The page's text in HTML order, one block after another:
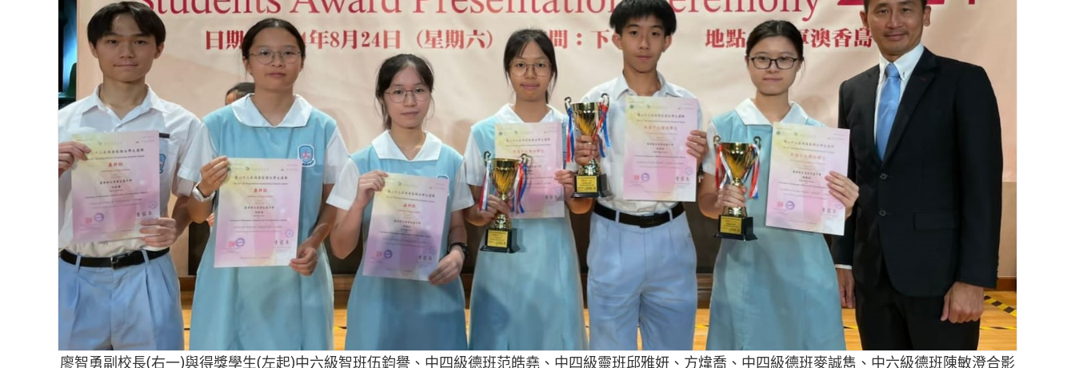
廖智勇副校長(右一)與得獎學生(左起)中六級智班伍鈞譽、中四級德班范皓堯、中四級靈班邱雅妍、方煒喬、中四級德班麥誠雋、中六級德班陳敏澄合影